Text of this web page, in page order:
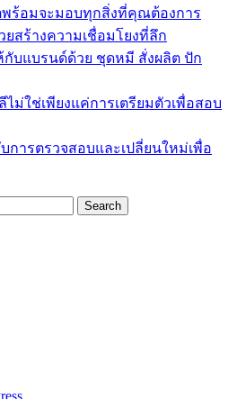
พร้อมจะมอบทุกสิ่งที่คุณต้องการ
สร้างความเชื่อมโยงที่ลึก
กับแบรนด์ด้วย ชุดหมี สั่งผลิต ปัก
ไม่ใช่เพียงแค่การเตรียมตัวเพื่อสอบ
การตรวจสอบและเปลี่ยนใหม่เพื่อ